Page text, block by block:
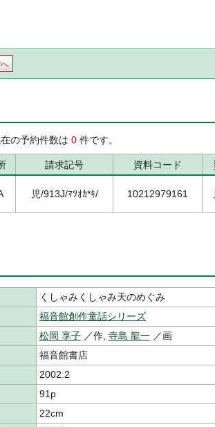
の予約件数は 0 件です。
請求記号 資料コード
児/913J/ﾏﾂｵｶ*ｷ/ 10212979161
くしゃみくしゃみ天のめぐみ
福音館創作童話シリーズ
松岡 享子 ／作, 寺島 龍一 ／画
福音館書店
2002.2
91p
22cm